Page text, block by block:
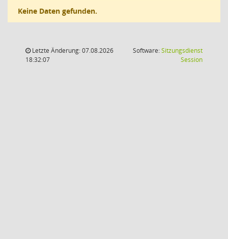
Keine Daten gefunden.
Letzte Änderung: 07.08.2026
18:32:07
Software:Sitzungsdienst
Session(Wird in